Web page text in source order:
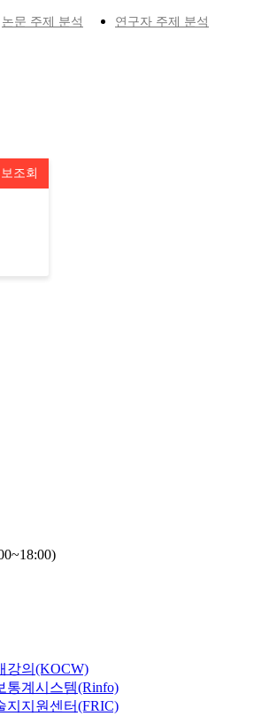
논문 주제 분석 연구자 주제 분석
조회
강의(KOCW)
통계시스템(Rinfo)
지지원센터(FRIC)